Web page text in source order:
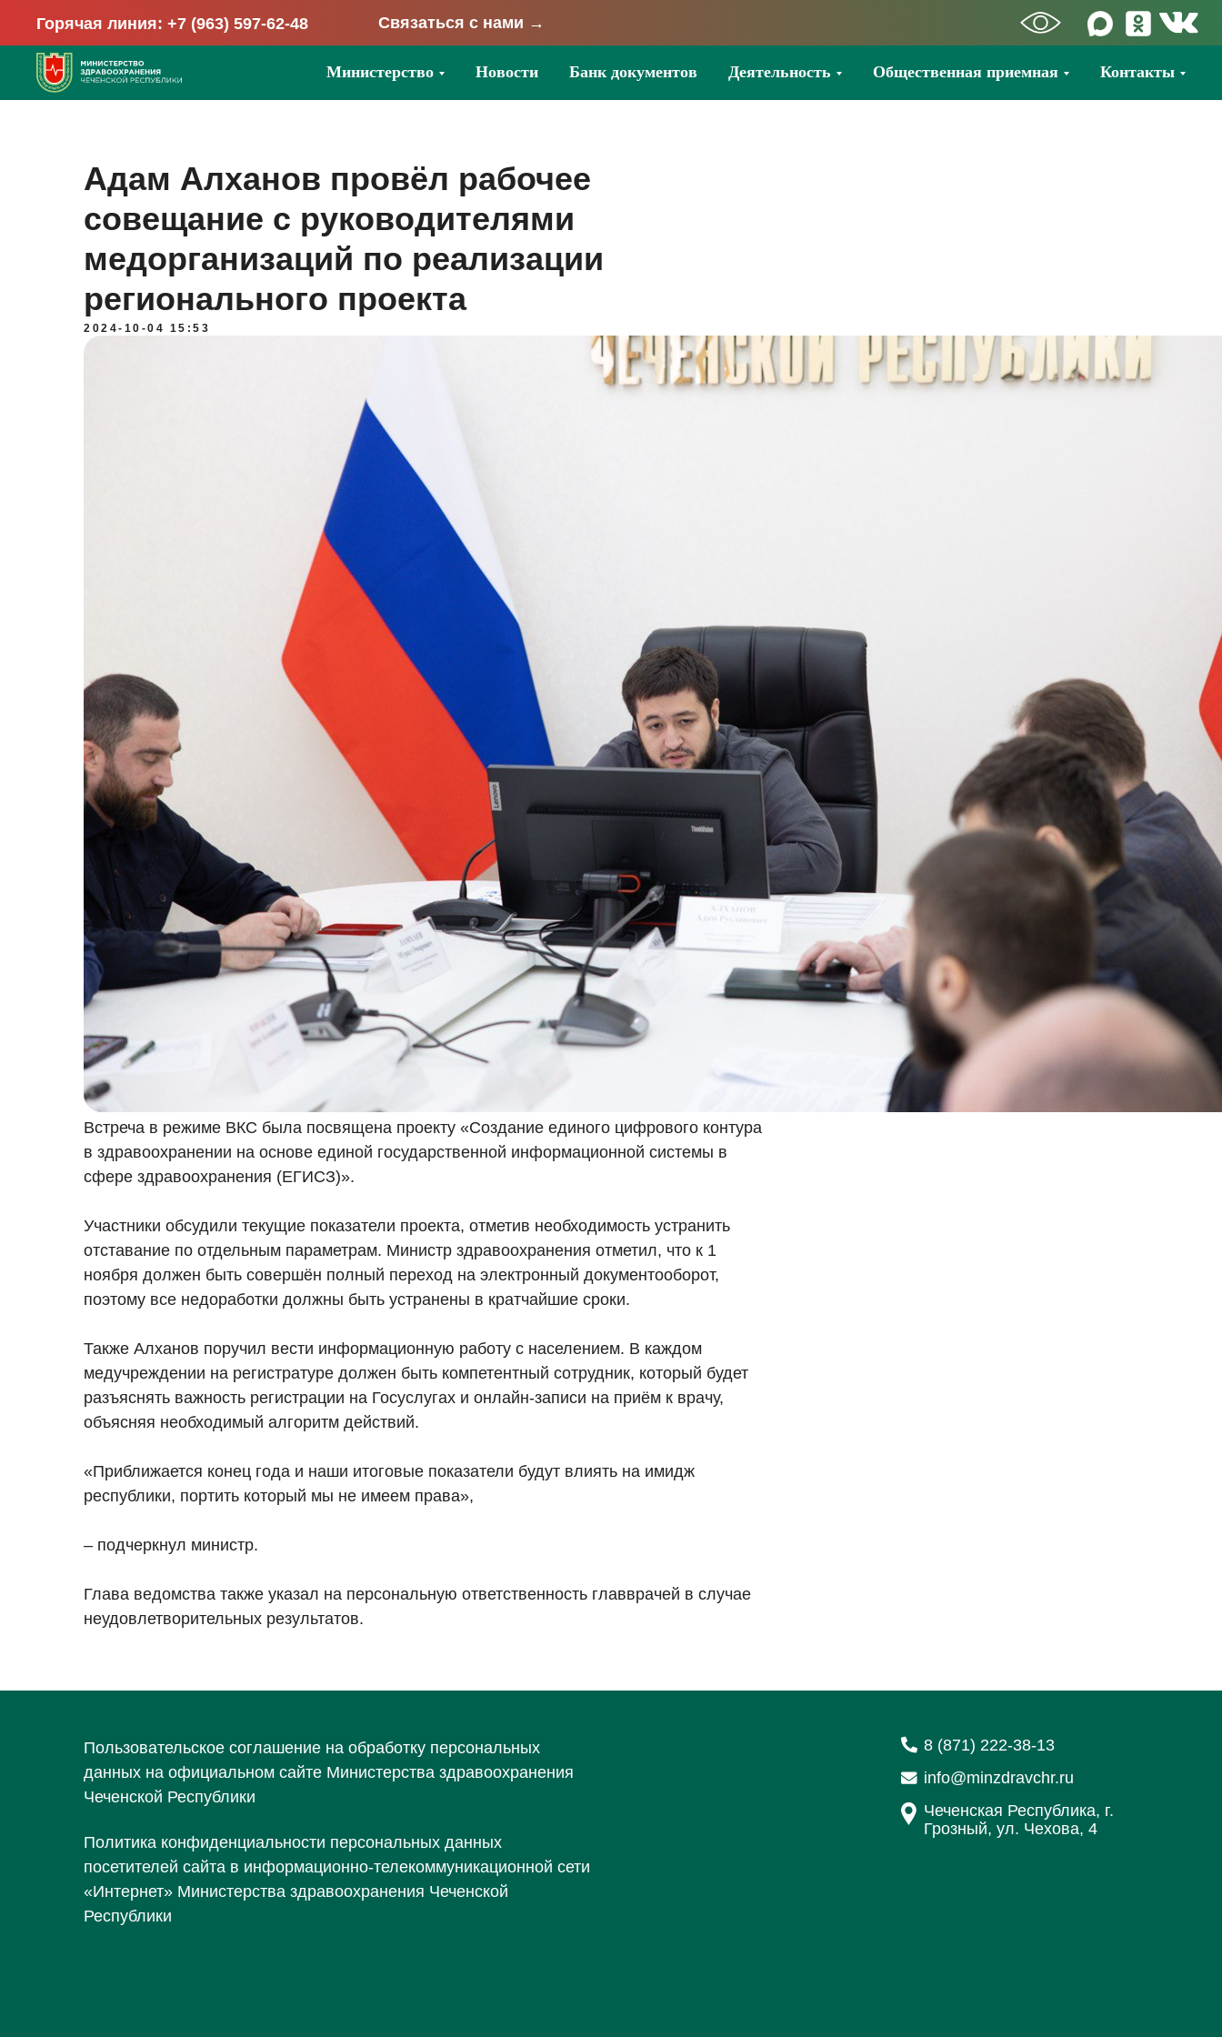
Горячая линия: +7 (963) 597-62-48 Связаться с нами →
Министерство Новости Банк документов Деятельность Общественная приемная Контакты
Адам Алханов провёл рабочее
совещание с руководителями
медорганизаций по реализации
регионального проекта
2024-10-04 15:53
Встреча в режиме ВКС была посвящена проекту «Создание единого цифрового контура
в здравоохранении на основе единой государственной информационной системы в
сфере здравоохранения (ЕГИСЗ)».
Участники обсудили текущие показатели проекта, отметив необходимость устранить
отставание по отдельным параметрам. Министр здравоохранения отметил, что к 1
ноября должен быть совершён полный переход на электронный документооборот,
поэтому все недоработки должны быть устранены в кратчайшие сроки.
Также Алханов поручил вести информационную работу с населением. В каждом
медучреждении на регистратуре должен быть компетентный сотрудник, который будет
разъяснять важность регистрации на Госуслугах и онлайн-записи на приём к врачу,
объясняя необходимый алгоритм действий.
«Приближается конец года и наши итоговые показатели будут влиять на имидж
республики, портить который мы не имеем права»,
– подчеркнул министр.
Глава ведомства также указал на персональную ответственность главврачей в случае
неудовлетворительных результатов.
Пользовательское соглашение на обработку персональных
данных на официальном сайте Министерства здравоохранения
Чеченской Республики
8 (871) 222-38-13
info@minzdravchr.ru
Чеченская Республика, г.
Грозный, ул. Чехова, 4
Политика конфиденциальности персональных данных
посетителей сайта в информационно-телекоммуникационной сети
«Интернет» Министерства здравоохранения Чеченской
Республики